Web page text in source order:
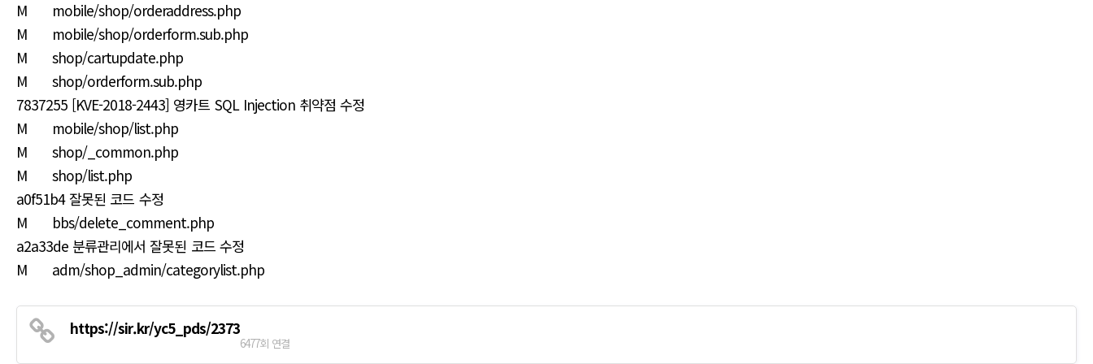
M mobile/shop/orderaddress.php
M mobile/shop/orderform.sub.php
M shop/cartupdate.php
M shop/orderform.sub.php
7837255 [KVE-2018-2443] 영카트 SQL Injection 취약점 수정
M mobile/shop/list.php
M shop/_common.php
M shop/list.php
a0f51b4 잘못된 코드 수정
M bbs/delete_comment.php
a2a33de 분류관리에서 잘못된 코드 수정
M adm/shop_admin/categorylist.php
https://sir.kr/yc5_pds/2373
6477회 연결